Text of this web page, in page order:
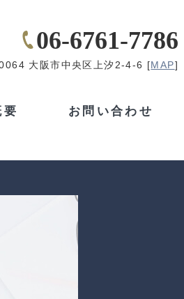
06-6761-7786
大阪市中央区上汐2-4-6 [MAP]
お問い合わせ